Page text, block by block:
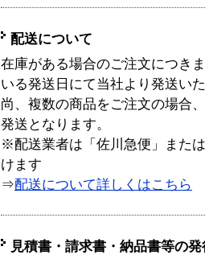
配送について
在庫がある場合のご注文につき
いる発送日にて当社より発送い
尚、複数の商品をご注文の場合
発送となります。
※配送業者は「佐川急便」また
けます
⇒配送について詳しくはこちら
見積書・請求書・納品書等の